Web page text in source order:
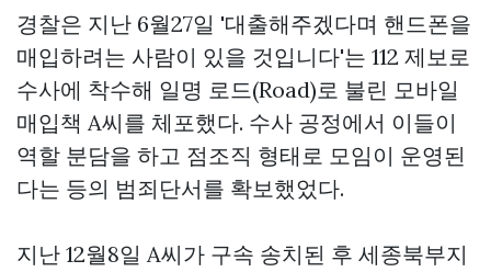
경찰은 지난 6월27일 '대출해주겠다며 핸드폰을
매입하려는 사람이 있을 것입니다'는 112 제보로
수사에 착수해 일명 로드(Road)로 불린 모바일
매입책 A씨를 체포했다. 수사 공정에서 이들이
역할 분담을 하고 점조직 형태로 모임이 운영된
다는 등의 범죄단서를 확보했었다.
지난 12월8일 A씨가 구속 송치된 후 세종북부지